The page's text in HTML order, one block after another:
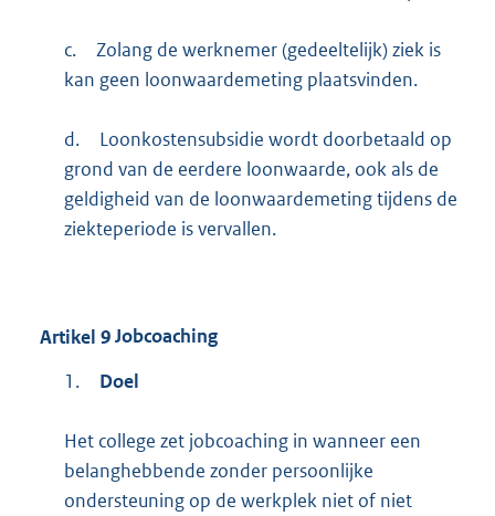
c.
Zolang de werknemer (gedeeltelijk) ziek is
kan geen loonwaardemeting plaatsvinden.
d.
Loonkostensubsidie wordt doorbetaald op
grond van de eerdere loonwaarde, ook als de
geldigheid van de loonwaardemeting tijdens de
ziekteperiode is vervallen.
Artikel 9Jobcoaching
1.
Doel
Het college zet jobcoaching in wanneer een
belanghebbende zonder persoonlijke
ondersteuning op de werkplek niet of niet